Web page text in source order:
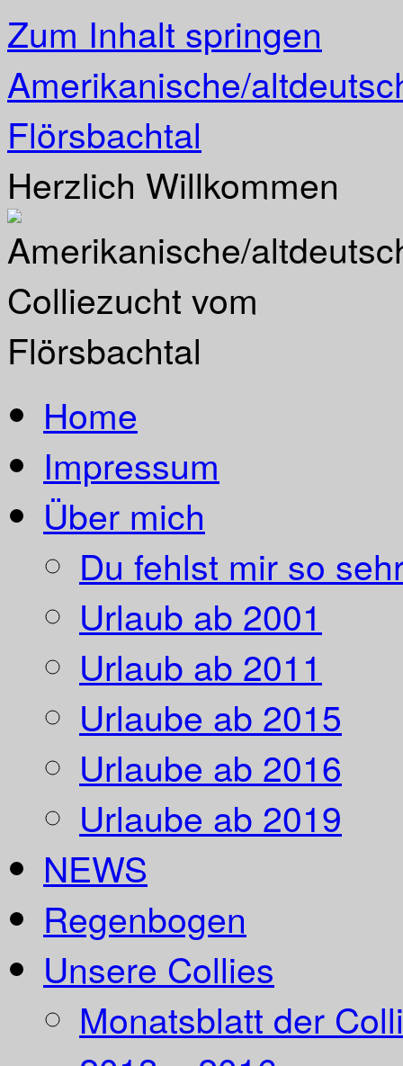
Zum Inhalt springen
Amerikanische/
Flörsbachtal
Herzlich Willkommen
Home
Impressum
Über mich
Du fehlst mir so
Urlaub ab 2001
Urlaub ab 2011
Urlaube ab 2015
Urlaube ab 2016
Urlaube ab 2019
NEWS
Regenbogen
Unsere Collies
Monatsblatt der